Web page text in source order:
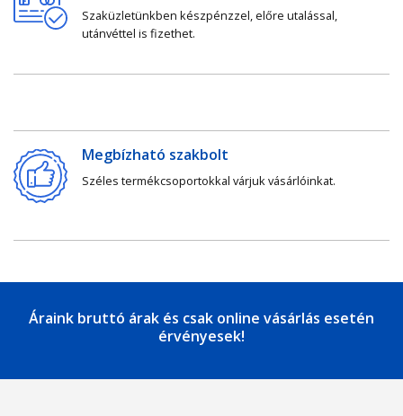
Szaküzletünkben készpénzzel, előre utalással,
utánvéttel is fizethet.
Megbízható szakbolt
Széles termékcsoportokkal várjuk vásárlóinkat.
Áraink bruttó árak és csak online vásárlás esetén
érvényesek!